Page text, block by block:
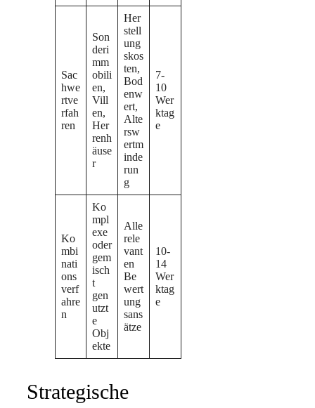
Sac
hwe
rtve
rfah
ren
Son
deri
mm
obili
en,
Vill
en,
Her
renh
äuse
r
Her
stell
ung
skos
ten,
Bod
enw
ert,
Alte
rsw
ertm
inde
run
g
7-
10
Wer
ktag
e
Ko
mbi
nati
ons
verf
ahre
n
Ko
mpl
exe
oder
gem
isch
t
gen
utzt
e
Obj
ekte
Alle
rele
vant
en
Be
wert
ung
sans
ätze
10-
14
Wer
ktag
e
Strategische